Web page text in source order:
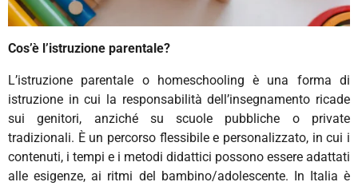
Cos’è l’istruzione parentale?
L’istruzione parentale o homeschooling è una forma di
istruzione in cui la responsabilità dell’insegnamento ricade
sui genitori, anziché su scuole pubbliche o private
tradizionali. È un percorso flessibile e personalizzato, in cui i
contenuti, i tempi e i metodi didattici possono essere adattati
alle esigenze, ai ritmi del bambino/adolescente. In Italia è